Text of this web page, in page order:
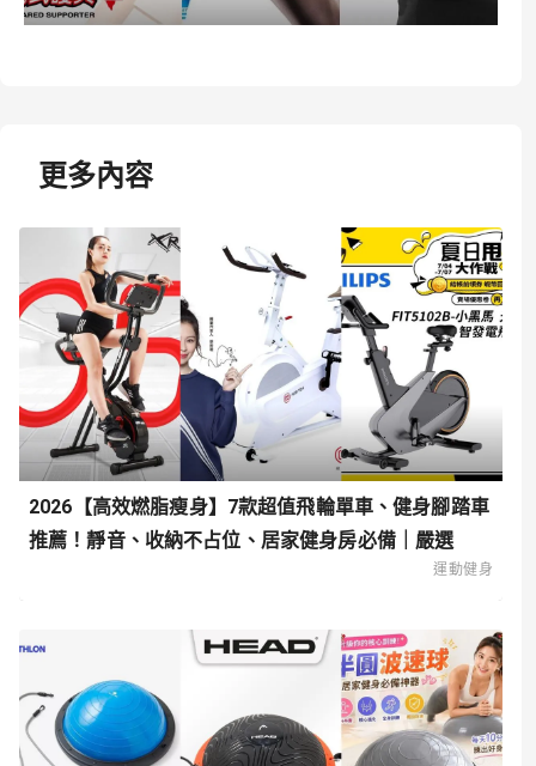
更多內容
2026【高效燃脂瘦身】7款超值飛輪單車、健身腳踏車
推薦！靜音、收納不占位、居家健身房必備｜嚴選
運動健身